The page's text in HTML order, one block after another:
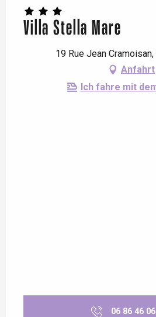
Villa Stella Mare
19 Rue Jean
Anfahrt
Ich fahre mit
06 86 46 06